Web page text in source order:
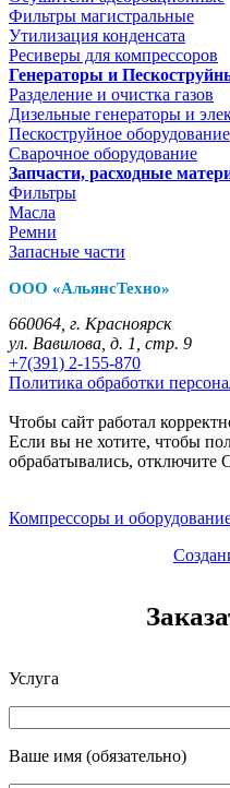
Фильтры магистральные
Утилизация конденсата
Ресиверы для компрессоров
Генераторы и
Разделение и очистка газов
Дизельные генераторы и
Пескоструйное оборудование
Сварочное оборудование
Запчасти, расходные
Фильтры
Масла
Ремни
Запасные части
ООО «АльянсТехно»
660064, г. Красноярск
ул. Вавилова, д. 1, стр. 9
+7(391) 2-155-870
Политика обработки
Чтобы сайт работал
Если вы не хотите, чтобы
обрабатывались, отключите
Компрессоры и
Услуга
Ваше имя (обязательно)